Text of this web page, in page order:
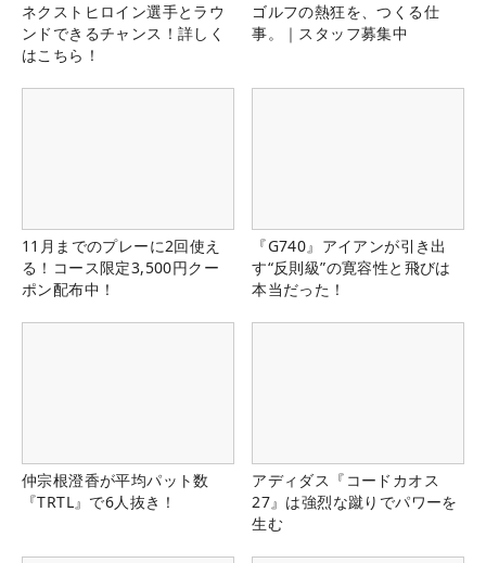
ネクストヒロイン選手とラウ
ンドできるチャンス！詳しく
はこちら！
ゴルフの熱狂を、つくる仕
事。｜スタッフ募集中
11月までのプレーに2回使え
る！コース限定3,500円クー
ポン配布中！
『G740』アイアンが引き出
す“反則級”の寛容性と飛びは
本当だった！
仲宗根澄香が平均パット数
『TRTL』で6人抜き！
アディダス『コードカオス
27』は強烈な蹴りでパワーを
生む